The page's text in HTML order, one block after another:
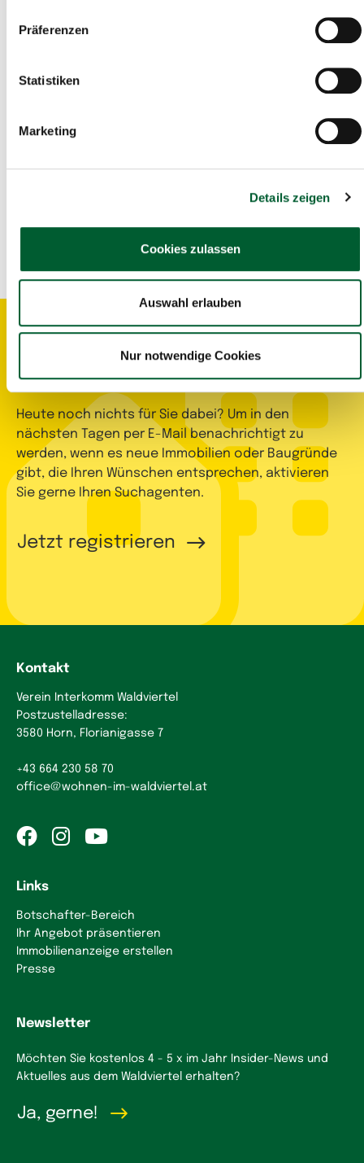
Präferenzen
Statistiken
Marketing
Details zeigen
Cookies zulassen
Auswahl erlauben
Nur notwendige Cookies
Sie suchen auch einen neuen
? Wollen sich
Hier im Waldviertel Portal gibt es auch die Möglichkeit nach
Gewerbeimmobilien
Suchagent aktivieren
Heute noch nichts für Sie dabei? Um in den
nächsten Tagen per E-Mail benachrichtigt zu
werden, wenn es neue Immobilien oder Baugründe
gibt, die Ihren Wünschen entsprechen, aktivieren
Sie gerne Ihren Suchagenten.
Jetzt registrieren
Kontakt
Verein Interkomm Waldviertel
Postzustelladresse:
3580 Horn, Florianigasse 7
+43 664 230 58 70
office@wohnen-im-waldviertel.at
Links
Botschafter-Bereich
Ihr Angebot präsentieren
Immobilienanzeige erstellen
Presse
Newsletter
Möchten Sie kostenlos 4 - 5 x im Jahr Insider-News und
Aktuelles aus dem Waldviertel erhalten?
Ja, gerne!